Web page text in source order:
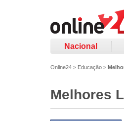
Nacional
Online24 > Educação >
Melhores